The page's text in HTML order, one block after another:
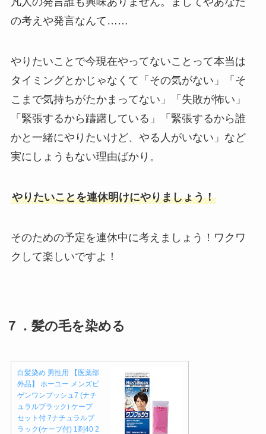
の考えや発言なんて……
やりたいことで今現在やってないことって本当は
タイミングとかじゃなくて「その気がない」「そ
こまで気持ちがたかまってない」「失敗が怖い」
「緊張するから躊躇している」「緊張するから誰
かと一緒にやりたいけど、やる人がいない」など
実にしょうもない理由ばかり。
やりたいことを連休明けにやりましょう！
そのための予定を連休中に考えましょう！ワクワ
クして楽しいですよ！
７．髪の毛を染める
白髪染め 男性用 【医薬部
外品】 ホーユー メンズビ
ゲンワンプッシュ7 (ナチ
ュラルブラック) ケープ
セット付 7ナチュラルブ
ラック(ケープ付) 1剤40 2